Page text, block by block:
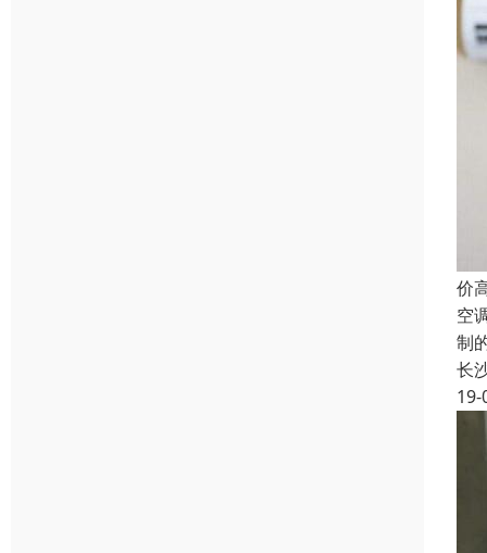
价
空
制
长
19-